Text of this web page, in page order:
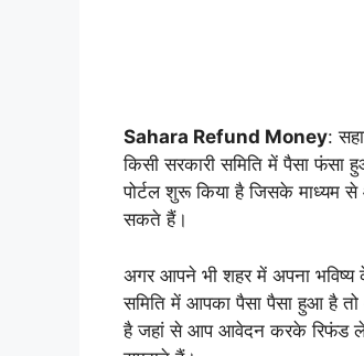
Sahara Refund Money:
किसी सरकारी समिति में पैसा फंसा
पोर्टल शुरू किया है जिसके माध्यम
सकते हैं।
अगर आपने भी शहर में अपना भविष्य
समिति में आपका पैसा पैसा हुआ है
है जहां से आप आवेदन करके रिफंड ले